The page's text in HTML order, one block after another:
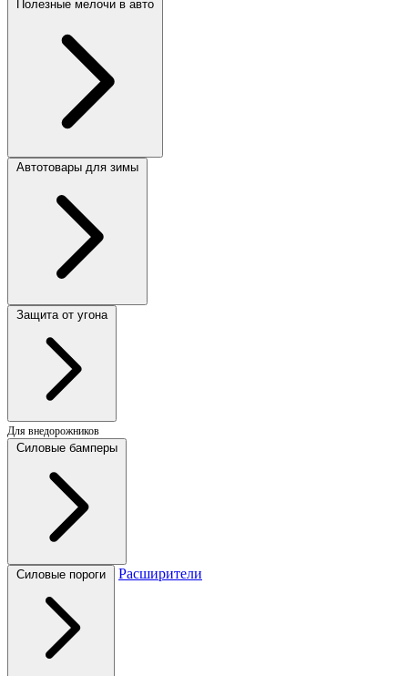
Полезные мелочи в авто
Автотовары для зимы
Защита от угона
Для внедорожников
Силовые бамперы
Силовые пороги Расширители